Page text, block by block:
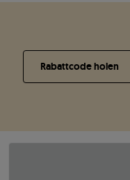
Rabattcode holen